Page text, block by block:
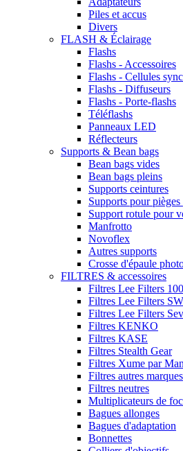
Piles et accus
Divers
FLASH & Éclairage
Flashs
Flashs - Accessoires
Flashs - Cellules
Flashs - Diffuseurs
Flashs - Porte-flashs
Téléflashs
Panneaux LED
Réflecteurs
Supports & Bean bags
Bean bags vides
Bean bags pleins
Supports ceintures
Supports pour
Support rotule pour
Manfrotto
Novoflex
Autres supports
Crosse d'épaule
FILTRES & accessoires
Filtres Lee Filters
Filtres Lee Filters
Filtres Lee Filters
Filtres KENKO
Filtres KASE
Filtres Stealth Gear
Filtres Xume par
Filtres autres marques
Filtres neutres
Multiplicateurs de
Bagues allonges
Bagues d'adaptation
Bonnettes